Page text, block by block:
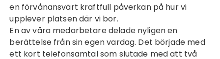
en förvånansvärt kraftfull påverkan på hur vi
upplever platsen där vi bor.
En av våra medarbetare delade nyligen en
berättelse från sin egen vardag. Det började med
ett kort telefonsamtal som slutade med att två